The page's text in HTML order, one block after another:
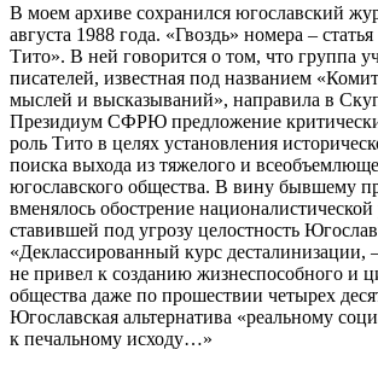
В моем архиве сохранился югославский
августа 1988 года. «Гвоздь» номера –
Тито». В ней говорится о том, что группа
писателей, известная под названием
мыслей и высказываний», направила в
Президиум СФРЮ предложение критически
роль Тито в целях установления
поиска выхода из тяжелого и
югославского общества. В вину бывшему
вменялось обострение
ставившей под угрозу целостность
«Деклассированный курс десталинизации,
не привел к созданию жизнеспособного и
общества даже по прошествии четырех
Югославская альтернатива «реальному
к печальному исходу…»